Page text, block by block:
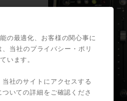
場で使い
想のコンソ
ずらした際
たよく使う
の最適化、お客様の関心事に
当社のプライバシー・ポリ
います。
社のサイトにアクセスする
いての詳細をご確認くださ